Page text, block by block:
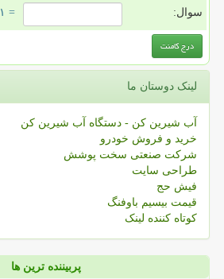
سوال: = ۱ بعلاوه ۳
لینک دوستان ما
آب شیرین کن - دستگاه آب شیرین کن
خرید و فروش خودرو
شرکت صنعتی سخت پوشش
طراحی سایت
فیش حج
قیمت بیسیم باوفنگ
کوتاه کننده لینک
پربیننده ترین ها